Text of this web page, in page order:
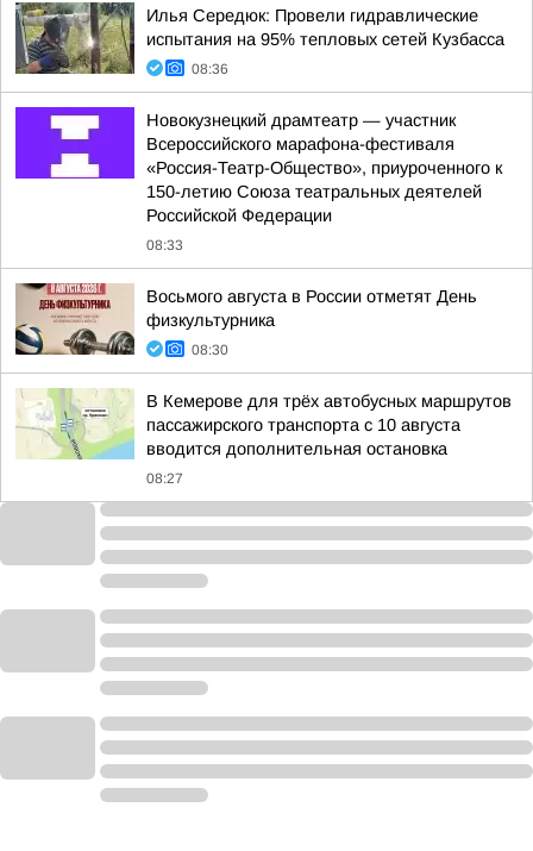
Илья Середюк: Провели гидравлические
испытания на 95% тепловых сетей Кузбасса
08:36
Новокузнецкий драмтеатр — участник
Всероссийского марафона-фестиваля
«Россия-Театр-Общество», приуроченного к
150-летию Союза театральных деятелей
Российской Федерации
08:33
Восьмого августа в России отметят День
физкультурника
08:30
В Кемерове для трёх автобусных маршрутов
пассажирского транспорта с 10 августа
вводится дополнительная остановка
08:27